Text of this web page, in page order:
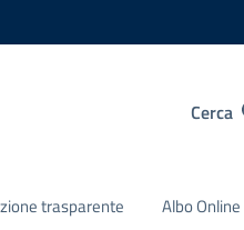
Cerca
trasparente Albo Online